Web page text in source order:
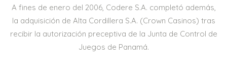
A fines de enero del 2006, Codere S.A. completó además,
la adquisición de Alta Cordillera S.A. (Crown Casinos) tras
recibir la autorización preceptiva de la Junta de Control de
Juegos de Panamá.